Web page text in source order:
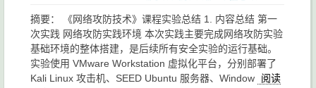
摘要： 《网络攻防技术》课程实验总结 1. 内容总结 第一
次实践 网络攻防实践环境 本次实践主要完成网络攻防实验
基础环境的整体搭建，是后续所有安全实验的运行基础。
实验使用 VMware Workstation 虚拟化平台，分别部署了
Kali Linux 攻击机、SEED Ubuntu 服务器、Window
阅读